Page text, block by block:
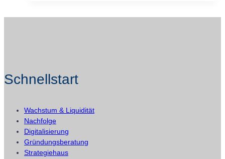
änderst
Schnellstart
Wachstum & Liquidität
Nachfolge
Digitalisierung
Gründungsberatung
Strategiehaus